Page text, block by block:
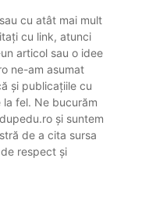
cu atât mai mult
cu link, atunci
articol sau o idee
ne-am asumat
și publicațiile cu
fel. Ne bucurăm
și suntem
de a cita sursa
respect și